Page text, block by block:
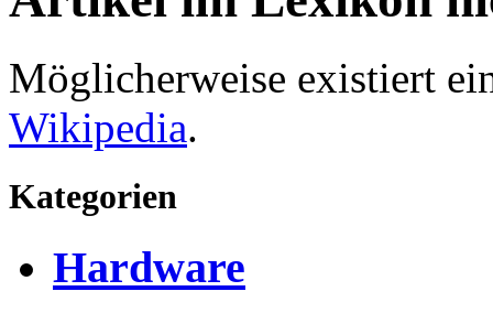
Möglicherweise existiert
Wikipedia.
Kategorien
Hardware